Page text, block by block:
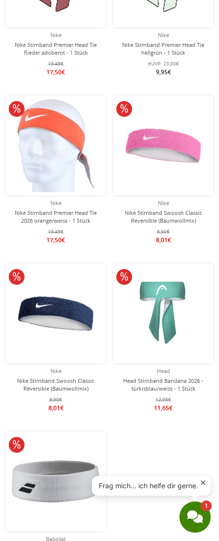
Nike
Nike Stirnband Premier Head Tie
flieder adoberot - 1 Stück
19,45€
17,50€
Nike
Nike Stirnband Premier Head Tie
hellgrün - 1 Stück
eUVP: 23,00€
9,95€
Nike
Nike Stirnband Premier Head Tie
2026 orange/weiss - 1 Stück
19,45€
17,50€
10% reduziert
Nike
Nike Stirnband Swoosh Classic
Reversible (Baumwollmix)
pink/weiss - 1 Stück
8,90€
8,01€
10% reduziert
Nike
Nike Stirnband Swoosh Classic
Reversible (Baumwollmix)
navyblau/weiss - 1 Stück
8,90€
8,01€
10% reduziert
Head
Head Stirnband Bandana 2026 -
türkisblau/weiss - 1 Stück
12,95€
11,65€
10% reduziert
Babolat
10% reduziert